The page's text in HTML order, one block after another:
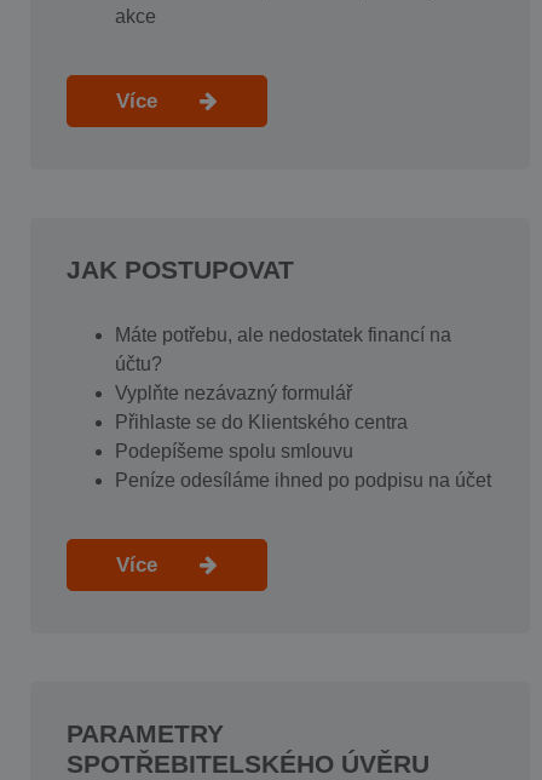
akce
Více
JAK POSTUPOVAT
Máte potřebu, ale nedostatek financí na
účtu?
Vyplňte nezávazný formulář
Přihlaste se do Klientského centra
Podepíšeme spolu smlouvu
Peníze odesíláme ihned po podpisu na účet
Více
PARAMETRY
SPOTŘEBITELSKÉHO ÚVĚRU